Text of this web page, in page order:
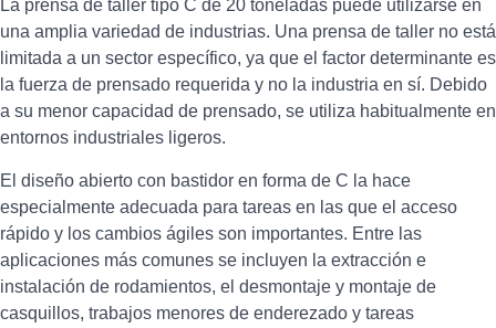
La prensa de taller tipo C de 20 toneladas puede utilizarse en
una amplia variedad de industrias. Una prensa de taller no está
limitada a un sector específico, ya que el factor determinante es
la fuerza de prensado requerida y no la industria en sí. Debido
a su menor capacidad de prensado, se utiliza habitualmente en
entornos industriales ligeros.
El diseño abierto con bastidor en forma de C la hace
especialmente adecuada para tareas en las que el acceso
rápido y los cambios ágiles son importantes. Entre las
aplicaciones más comunes se incluyen la extracción e
instalación de rodamientos, el desmontaje y montaje de
casquillos, trabajos menores de enderezado y tareas